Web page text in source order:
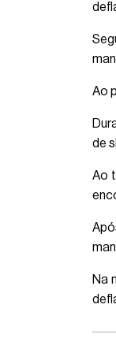
Ao
de
Ao
Na